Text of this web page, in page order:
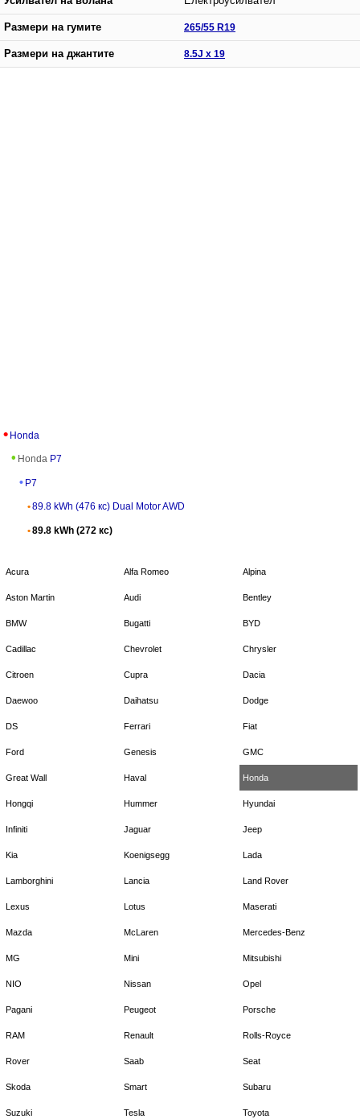
Размери на гумите 265/55 R19
Размери на джантите 8.5J x 19
Honda
Honda P7
P7
89.8 kWh (476 кс) Dual Motor AWD
89.8 kWh (272 кс)
Acura Alfa Romeo Alpina
Aston Martin Audi Bentley
BMW Bugatti BYD
Cadillac Chevrolet Chrysler
Citroen Cupra Dacia
Daewoo Daihatsu Dodge
DS Ferrari Fiat
Ford Genesis GMC
Great Wall Haval Honda
Hongqi Hummer Hyundai
Infiniti Jaguar Jeep
Kia Koenigsegg Lada
Lamborghini Lancia Land Rover
Lexus Lotus Maserati
Mazda McLaren Mercedes-Benz
MG Mini Mitsubishi
NIO Nissan Opel
Pagani Peugeot Porsche
RAM Renault Rolls-Royce
Rover Saab Seat
Skoda Smart Subaru
Suzuki Tesla Toyota